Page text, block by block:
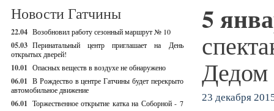
Новости Гатчины
22.04 Возобновил работу сезонный маршрут № 10
05.03 Перинатальный центр приглашает на День
открытых дверей!
10.01 Опасных веществ в воздухе не обнаружено
06.01 В Рождество в центре Гатчины будет перекрыто
автомобильное движение
06.01 Торжественное открытие катка на Соборной - 7
5
23 декабря